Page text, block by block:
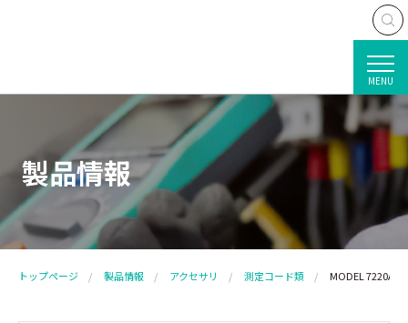
MENU
製品情報
トップページ 製品情報 アクセサリ 測定コード類 MODEL 7220A